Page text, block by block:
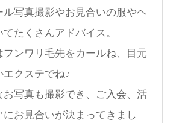
ル写真撮影やお見合いの服やヘ
たくさんアドバイス。
ンワリ毛先をカールね、目元
クステでね♪
お写真も撮影でき、ご入会、活
お見合いが決まってきまし